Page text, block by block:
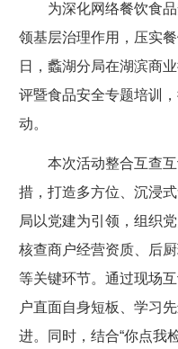
为深化网络餐饮食品
领基层治理作用，压实
日，蠡湖分局在湖滨商
评暨食品安全专题培训
动。
本次活动整合互查互
措，打造多方位、沉浸
局以党建为引领，组织
核查商户经营资质、后
等关键环节。通过现场
户直面自身短板、学习
进。同时，结合“你点我